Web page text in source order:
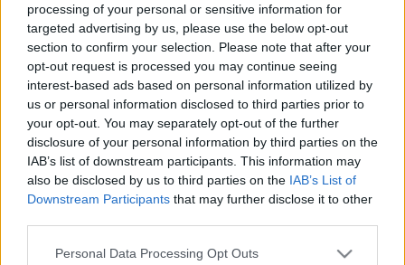
processing of your personal or sensitive information for
targeted advertising by us, please use the below opt-out
section to confirm your selection. Please note that after your
opt-out request is processed you may continue seeing
interest-based ads based on personal information utilized by
us or personal information disclosed to third parties prior to
your opt-out. You may separately opt-out of the further
disclosure of your personal information by third parties on the
IAB’s list of downstream participants. This information may
also be disclosed by us to third parties on the IAB’s List of
Downstream Participants that may further disclose it to other
Please note that this website/app uses one or more Google
Personal Data Processing Opt Outs
A keddi nulladik nappal induló fesztiválon a szervezők a
látogatókkal együttműködve vigyáznak a környezetre. A
Soproni Tájvédelmi Körzethez tartozó, illetve Natura 2000
védelem alatt álló területeken támogatják a szelektív
hulladékgyűjtést, amelyhez szemeteszsákot és megfelelő
hulladékgyűjtő szigetet is biztosítanak.
A rendezvényen emellett ? a digitális felzárkózás
népszerűsítésének jegyében ? egy wifi-állomás
segítségével biztosítanak ingyenes internet-hozzáférést.